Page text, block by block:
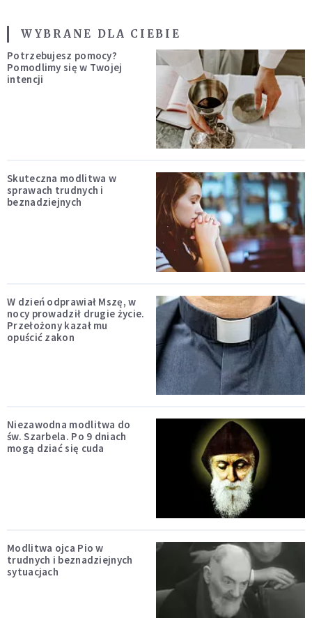
WYBRANE DLA CIEBIE
Potrzebujesz pomocy?
Pomodlimy się w Twojej
intencji
Skuteczna modlitwa w
sprawach trudnych i
beznadziejnych
W dzień odprawiał Mszę, w
nocy prowadził drugie życie.
Przełożony kazał mu
opuścić zakon
Niezawodna modlitwa do
św. Szarbela. Po 9 dniach
mogą dziać się cuda
Modlitwa ojca Pio w
trudnych i beznadziejnych
sytuacjach